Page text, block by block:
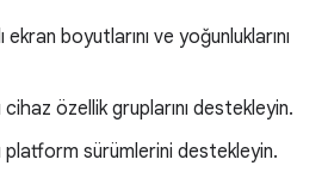
boyutlarını ve yoğunluklarını
özellik gruplarını destekleyin.
platform sürümlerini destekleyin.